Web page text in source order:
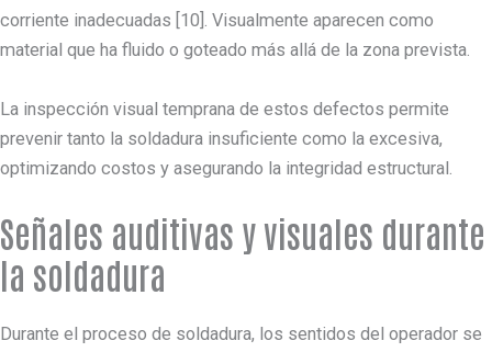
corriente inadecuadas [10]. Visualmente aparecen como
material que ha fluido o goteado más allá de la zona prevista.
La inspección visual temprana de estos defectos permite
prevenir tanto la soldadura insuficiente como la excesiva,
optimizando costos y asegurando la integridad estructural.
Señales auditivas y visuales durante
la soldadura
Durante el proceso de soldadura, los sentidos del operador se